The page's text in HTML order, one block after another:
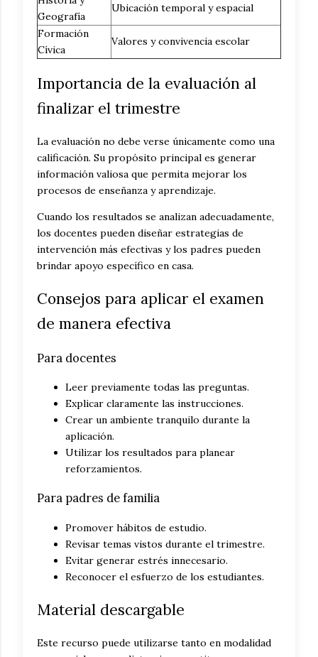
Geografía
Ubicación temporal y espacial
Formación
Cívica
Valores y convivencia escolar
Importancia de la evaluación al
finalizar el trimestre
La evaluación no debe verse únicamente como una
calificación. Su propósito principal es generar
información valiosa que permita mejorar los
procesos de enseñanza y aprendizaje.
Cuando los resultados se analizan adecuadamente,
los docentes pueden diseñar estrategias de
intervención más efectivas y los padres pueden
brindar apoyo específico en casa.
Consejos para aplicar el examen
de manera efectiva
Para docentes
Leer previamente todas las preguntas.
Explicar claramente las instrucciones.
Crear un ambiente tranquilo durante la
aplicación.
Utilizar los resultados para planear
reforzamientos.
Para padres de familia
Promover hábitos de estudio.
Revisar temas vistos durante el trimestre.
Evitar generar estrés innecesario.
Reconocer el esfuerzo de los estudiantes.
Material descargable
Este recurso puede utilizarse tanto en modalidad